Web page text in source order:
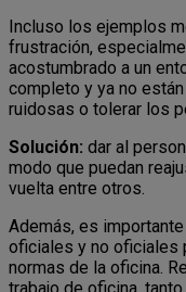
Incluso los ejemplos
frustración,
acostumbrado a un
completo y ya no
ruidosas o tolerar los
Solución: dar al
modo que puedan
vuelta entre otros.
Además, es
oficiales y no oficiales
normas de la oficina.
trabajo de oficina,